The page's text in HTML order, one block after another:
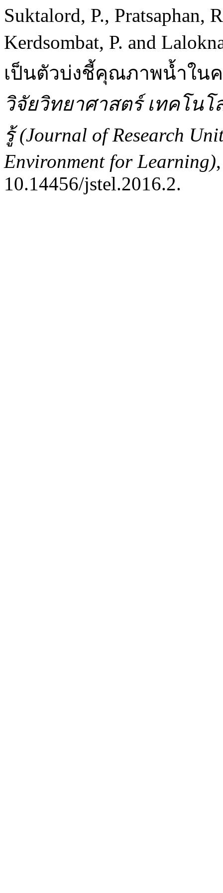
Suktalord, P., Pratsaphan,
Kerdsombat, P. and
เป็นตัวบ่งชี้คุณภาพน้ำใน
วิจัยวิทยาศาสตร์ เทคโนโ
รู้ (Journal of Research
Environment for Learning)
10.14456/jstel.2016.2.